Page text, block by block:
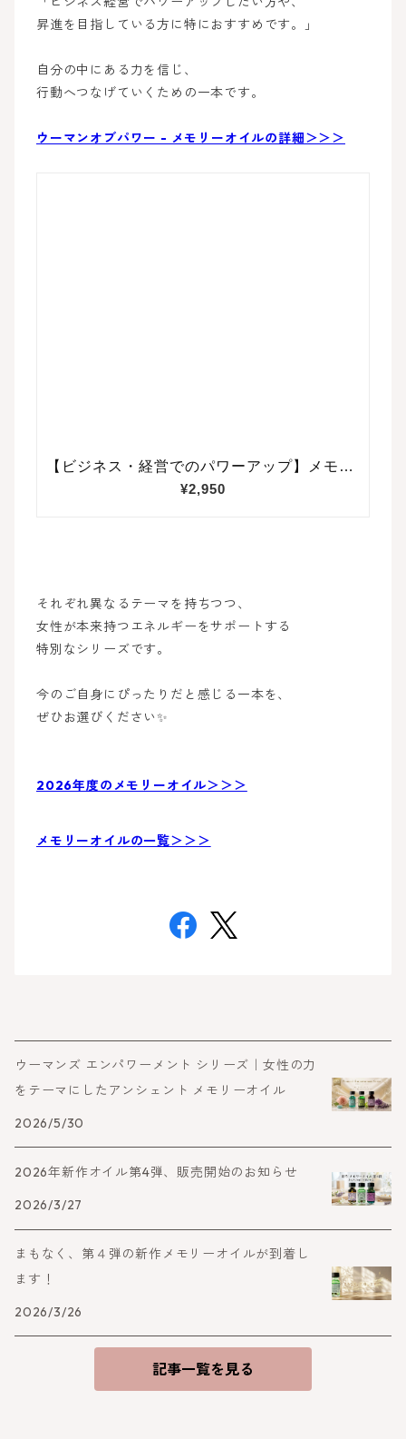
昇進を目指している方に特におすすめです。」
自分の中にある力を信じ、
行動へつなげていくための一本です。
ウーマンオブパワー - メモリーオイルの詳細＞＞＞
それぞれ異なるテーマを持ちつつ、
女性が本来持つエネルギーをサポートする
特別なシリーズです。
今のご自身にぴったりだと感じる一本を、
ぜひお選びください✨
2026年度のメモリーオイル＞＞＞
メモリーオイルの一覧＞＞＞
ウーマンズ エンパワーメント シリーズ｜女性の力
をテーマにしたアンシェント メモリーオイル
2026/5/30
2026年新作オイル第4弾、販売開始のお知らせ
2026/3/27
まもなく、第４弾の新作メモリーオイルが到着し
ます！
2026/3/26
記事一覧を見る